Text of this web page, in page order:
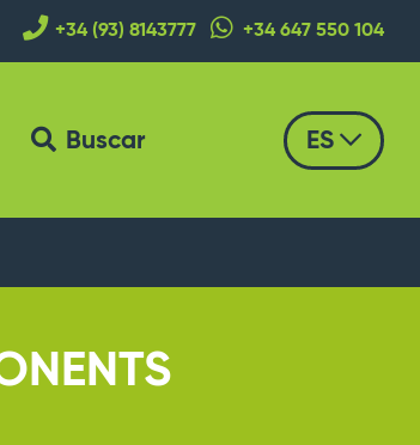
+34 (93) 8143777 +34 647 550 104
Buscar ES